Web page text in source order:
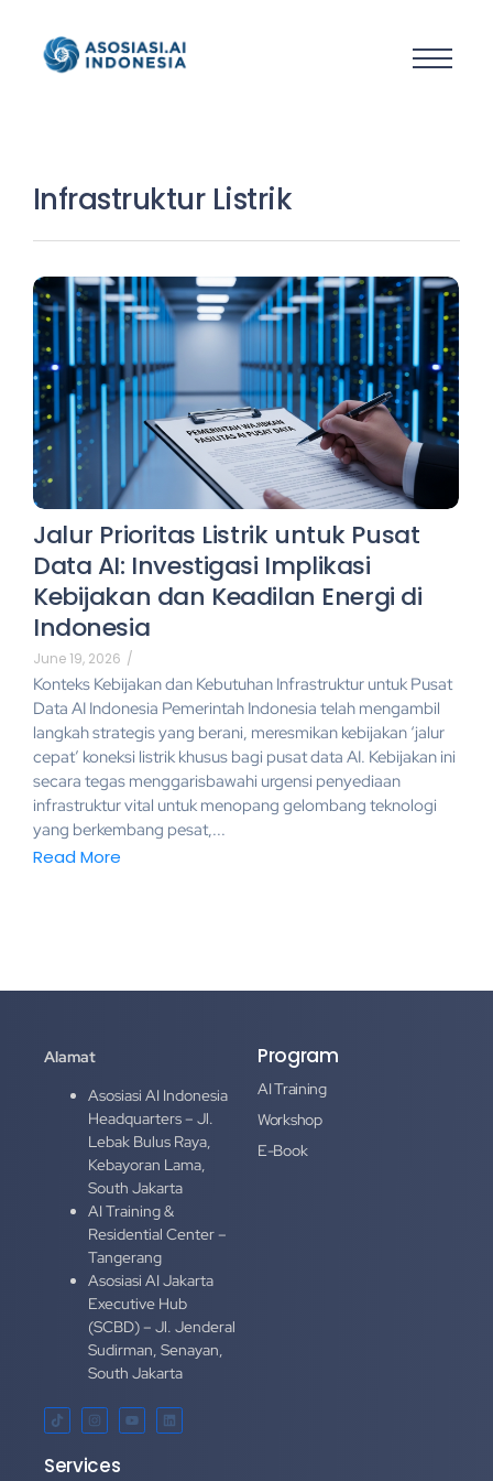
Infrastruktur Listrik
Jalur Prioritas Listrik untuk Pusat
Data AI: Investigasi Implikasi
Kebijakan dan Keadilan Energi di
Indonesia
June 19, 2026 /
Konteks Kebijakan dan Kebutuhan Infrastruktur untuk Pusat
Data AI Indonesia Pemerintah Indonesia telah mengambil
langkah strategis yang berani, meresmikan kebijakan ‘jalur
cepat’ koneksi listrik khusus bagi pusat data AI. Kebijakan ini
secara tegas menggarisbawahi urgensi penyediaan
infrastruktur vital untuk menopang gelombang teknologi
yang berkembang pesat,...
Read More
Alamat
Asosiasi AI Indonesia
Headquarters – Jl.
Lebak Bulus Raya,
Kebayoran Lama,
South Jakarta
AI Training &
Residential Center –
Tangerang
Asosiasi AI Jakarta
Executive Hub
(SCBD) – Jl. Jenderal
Sudirman, Senayan,
South Jakarta
Program
AI Training
Workshop
E-Book
Services